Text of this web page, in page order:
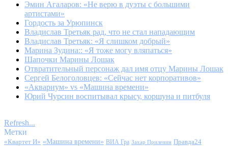
Эмин Агаларов: «Не верю в дуэты с большими
артистами»
Гордость за Урюпинск
Владислав Третьяк рад, что не стал нападающим
Владислав Третьяк: «Я слишком добрый»
Марина Зудина:: «Я тоже могу вляпаться»
Шапочки Марины Лошак
Отвратительный персонаж дал имя отцу Марины Лошак
Сергей Белоголовцев: «Сейчас нет корпоративов»
«Аквариум» vs «Машина времени»
Юрий Чурсин воспитывал крысу, коршуна и питбуля
Refresh...
Метки
«Квартет И» «Машина времени» ВИА Гра Захар Прилепин Правда24